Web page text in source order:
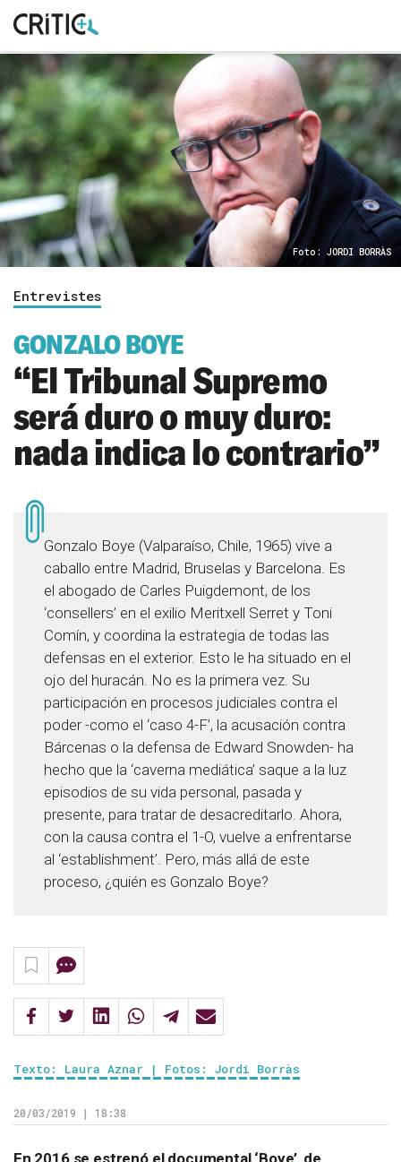
Cerca
per...
Subscriu-t'hi
Inicia sessió
Foto: JORDI BORRÀS
Entrevistes
GONZALO BOYE
“El Tribunal Supremo
será duro o muy duro:
nada indica lo contrario”
Gonzalo Boye (Valparaíso, Chile, 1965) vive a
caballo entre Madrid, Bruselas y Barcelona. Es
el abogado de Carles Puigdemont, de los
‘consellers’ en el exilio Meritxell Serret y Toni
Comín, y coordina la estrategia de todas las
defensas en el exterior. Esto le ha situado en el
ojo del huracán. No es la primera vez. Su
participación en procesos judiciales contra el
poder -como el ‘caso 4-F’, la acusación contra
Bárcenas o la defensa de Edward Snowden- ha
hecho que la ‘caverna mediática’ saque a la luz
episodios de su vida personal, pasada y
presente, para tratar de desacreditarlo. Ahora,
con la causa contra el 1-O, vuelve a enfrentarse
al ‘establishment’. Pero, más allá de este
proceso, ¿quién es Gonzalo Boye?
Texto: Laura Aznar | Fotos: Jordi Borràs
20/03/2019 | 18:38
En 2016 se estrenó el documental ‘Boye’, de